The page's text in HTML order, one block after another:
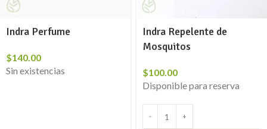
Indra Perfume
$140.00
Sin existencias
Indra Repelente de
Mosquitos
$100.00
Disponible para reserva